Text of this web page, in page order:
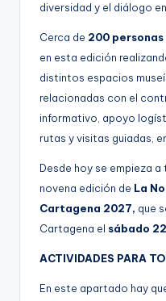
diversidad y el diálogo
Cerca de 200
en esta edición
distintos espacios
relacionadas con el
informativo, apoyo
rutas y visitas guiadas,
Desde hoy se empieza
novena edición de La
Cartagena 2027, que
Cartagena el sábado
ACTIVIDADES PARA
En este apartado hay